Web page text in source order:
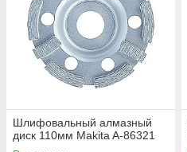
Шлифовальный алмазный
диск 110мм Makita A-86321